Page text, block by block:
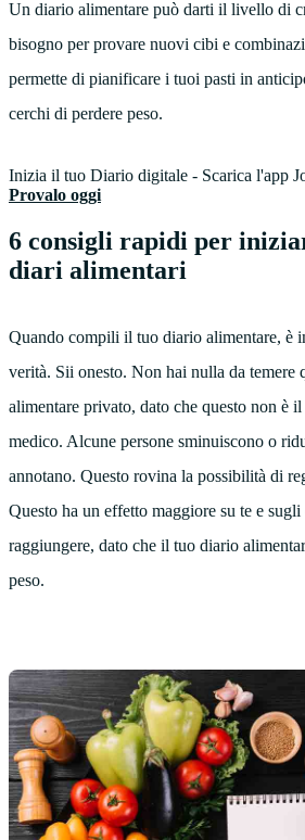
Un diario alimentare può darti il livello di
bisogno per provare nuovi cibi e
permette di pianificare i tuoi pasti in
cerchi di perdere peso.
Inizia il tuo Diario digitale - Scarica l'app
Provalo oggi
6 consigli rapidi per
diari alimentari
Quando compili il tuo diario alimentare, è
verità. Sii onesto. Non hai nulla da temere
alimentare privato, dato che questo non è
medico. Alcune persone sminuiscono o
annotano. Questo rovina la possibilità di
Questo ha un effetto maggiore su te e
raggiungere, dato che il tuo diario
peso.